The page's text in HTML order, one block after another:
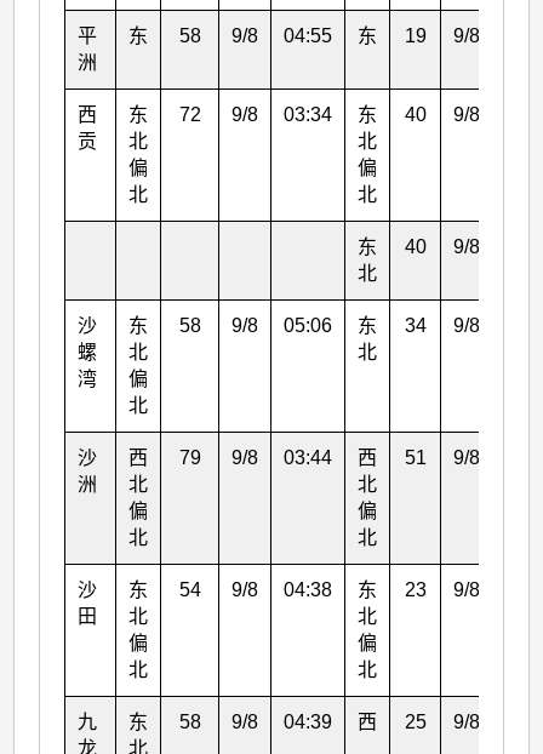
平
洲
东 58 9/8 04:55 东 19 9/8
西
贡
东
北
偏
北
72 9/8 03:34
东
北
偏
北
40 9/8
东
北
40 9/8
沙
螺
湾
东
北
偏
北
58 9/8 05:06
东
北
34 9/8
沙
洲
西
北
偏
北
79 9/8 03:44
西
北
偏
北
51 9/8
沙
田
东
北
偏
北
54 9/8 04:38
东
北
偏
北
23 9/8
九
龙
东
北
58 9/8 04:39 西 25 9/8